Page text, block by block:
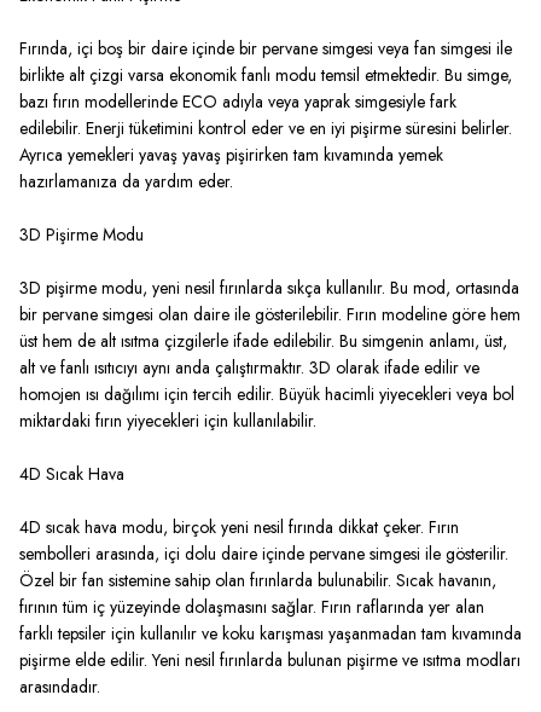
Fırında, içi boş bir daire içinde bir pervane simgesi veya fan simgesi ile
birlikte alt çizgi varsa ekonomik fanlı modu temsil etmektedir. Bu simge,
bazı fırın modellerinde ECO adıyla veya yaprak simgesiyle fark
edilebilir. Enerji tüketimini kontrol eder ve en iyi pişirme süresini belirler.
Ayrıca yemekleri yavaş yavaş pişirirken tam kıvamında yemek
hazırlamanıza da yardım eder.
3D Pişirme Modu
3D pişirme modu, yeni nesil fırınlarda sıkça kullanılır. Bu mod, ortasında
bir pervane simgesi olan daire ile gösterilebilir. Fırın modeline göre hem
üst hem de alt ısıtma çizgilerle ifade edilebilir. Bu simgenin anlamı, üst,
alt ve fanlı ısıtıcıyı aynı anda çalıştırmaktır. 3D olarak ifade edilir ve
homojen ısı dağılımı için tercih edilir. Büyük hacimli yiyecekleri veya bol
miktardaki fırın yiyecekleri için kullanılabilir.
4D Sıcak Hava
4D sıcak hava modu, birçok yeni nesil fırında dikkat çeker. Fırın
sembolleri arasında, içi dolu daire içinde pervane simgesi ile gösterilir.
Özel bir fan sistemine sahip olan fırınlarda bulunabilir. Sıcak havanın,
fırının tüm iç yüzeyinde dolaşmasını sağlar. Fırın raflarında yer alan
farklı tepsiler için kullanılır ve koku karışması yaşanmadan tam kıvamında
pişirme elde edilir. Yeni nesil fırınlarda bulunan pişirme ve ısıtma modları
arasındadır.